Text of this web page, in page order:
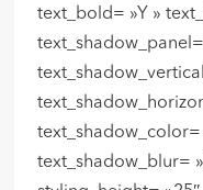
text_bold= »Y »
text_shadow_panel=
text_shadow_color=
text_shadow_blur=